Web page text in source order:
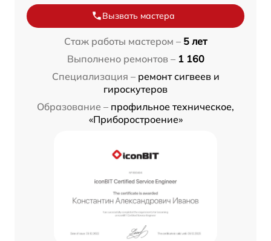
Вызвать мастера
Стаж работы мастером – 5 лет
Выполнено ремонтов – 1 160
Специализация – ремонт сигвеев и
гироскутеров
Образование – профильное техническое,
«Приборостроение»